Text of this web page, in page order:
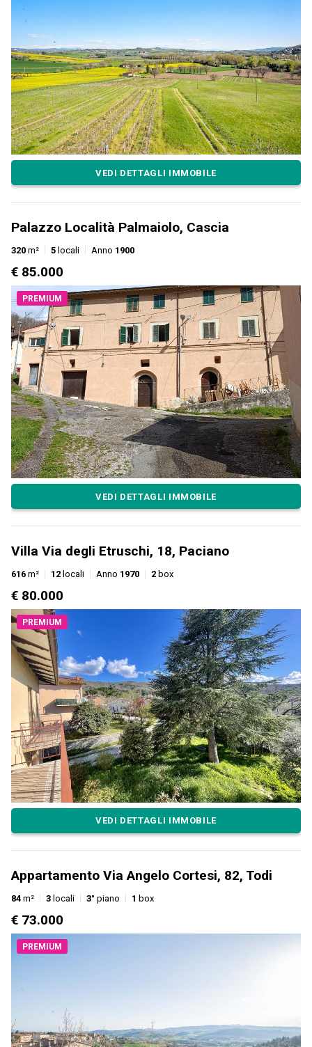
VEDI DETTAGLI IMMOBILE
Palazzo Località Palmaiolo, Cascia
320 m² 5 locali Anno 1900
€ 85.000
PREMIUM
VEDI DETTAGLI IMMOBILE
Villa Via degli Etruschi, 18, Paciano
616 m² 12 locali Anno 1970 2 box
€ 80.000
PREMIUM
VEDI DETTAGLI IMMOBILE
Appartamento Via Angelo Cortesi, 82, Todi
84 m² 3 locali 3° piano 1 box
€ 73.000
PREMIUM